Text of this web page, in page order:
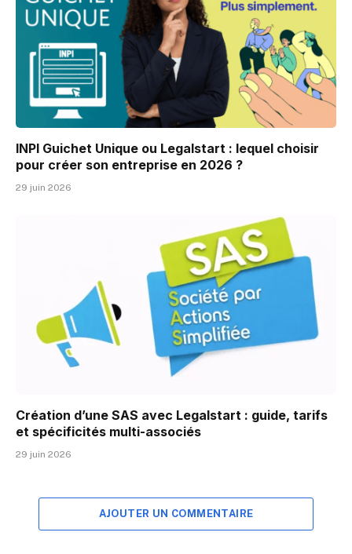
INPI Guichet Unique ou Legalstart : lequel choisir
pour créer son entreprise en 2026 ?
29 juin 2026
Création d’une SAS avec Legalstart : guide, tarifs
et spécificités multi-associés
29 juin 2026
AJOUTER UN COMMENTAIRE